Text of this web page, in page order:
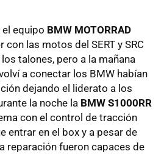
el equipo BMW MOTORRAD
con las motos del SERT y SRC
talones, pero a la mañana
a conectar los BMW habían
dejando el liderato a los
la noche la BMW S1000RR
con el control de tracción
entrar en el box y a pesar de
reparación fueron capaces de